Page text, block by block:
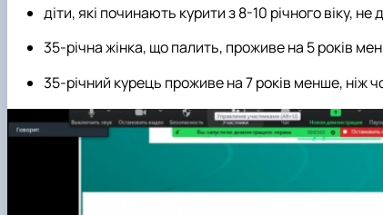
діти, які починають курити з 8-10 річного віку,
35-річна жінка, що палить, проживе на 5 років
35-річний курець проживе на 7 років менше, ніж